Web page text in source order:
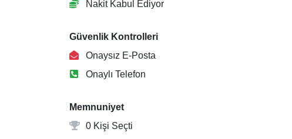
Nakit Kabul Ediyor
Güvenlik Kontrolleri
Onaysız E-Posta
Onaylı Telefon
Memnuniyet
0 Kişi Seçti